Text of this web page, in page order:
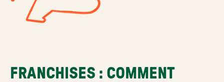
FRANCHISES : COMMENT